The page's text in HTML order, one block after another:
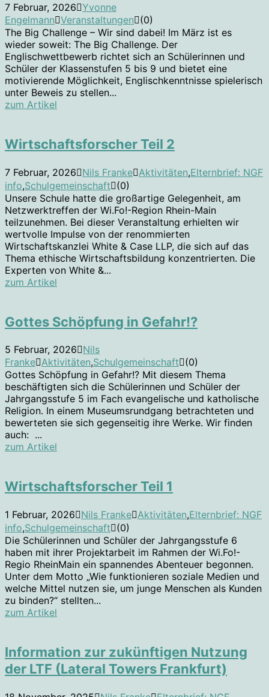
7 Februar, 2026 Yvonne
Engelmann Veranstaltungen (0)
The Big Challenge – Wir sind dabei! Im März ist es
wieder soweit: The Big Challenge. Der
Englischwettbewerb richtet sich an Schülerinnen und
Schüler der Klassenstufen 5 bis 9 und bietet eine
motivierende Möglichkeit, Englischkenntnisse spielerisch
unter Beweis zu stellen...
zum Artikel
Wirtschaftsforscher Teil 2
7 Februar, 2026 Nils Franke Aktivitäten,Elternbrief: NGF
info,Schulgemeinschaft (0)
Unsere Schule hatte die großartige Gelegenheit, am
Netzwerktreffen der Wi.Fo!-Region Rhein-Main
teilzunehmen. Bei dieser Veranstaltung erhielten wir
wertvolle Impulse von der renommierten
Wirtschaftskanzlei White & Case LLP, die sich auf das
Thema ethische Wirtschaftsbildung konzentrierten. Die
Experten von White &...
zum Artikel
Gottes Schöpfung in Gefahr!?
5 Februar, 2026 Nils
Franke Aktivitäten,Schulgemeinschaft (0)
Gottes Schöpfung in Gefahr!? Mit diesem Thema
beschäftigten sich die Schülerinnen und Schüler der
Jahrgangsstufe 5 im Fach evangelische und katholische
Religion. In einem Museumsrundgang betrachteten und
bewerteten sie sich gegenseitig ihre Werke. Wir finden
auch: ...
zum Artikel
Wirtschaftsforscher Teil 1
1 Februar, 2026 Nils Franke Aktivitäten,Elternbrief: NGF
info,Schulgemeinschaft (0)
Die Schülerinnen und Schüler der Jahrgangsstufe 6
haben mit ihrer Projektarbeit im Rahmen der Wi.Fo!-
Regio RheinMain ein spannendes Abenteuer begonnen.
Unter dem Motto „Wie funktionieren soziale Medien und
welche Mittel nutzen sie, um junge Menschen als Kunden
zu binden?“ stellten...
zum Artikel
Information zur zukünftigen Nutzung
der LTF (Lateral Towers Frankfurt)